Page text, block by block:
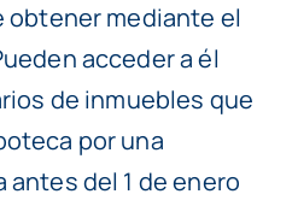
obtener mediante el
acceder a él
de inmuebles que
por una
del 1 de enero